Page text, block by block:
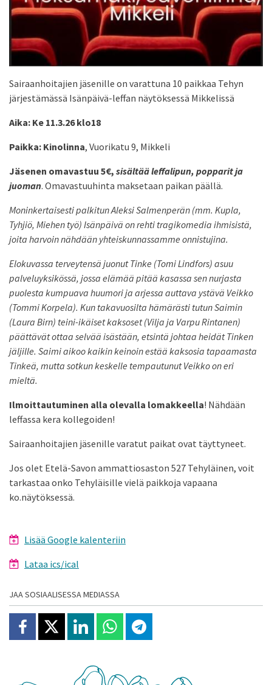
Sairaanhoitajien jäsenille on varattuna 10 paikkaa Tehyn
järjestämässä Isänpäivä-leffan näytöksessä Mikkelissä
Aika: Ke 11.3.26 klo18
Paikka: Kinolinna, Vuorikatu 9, Mikkeli
Jäsenen omavastuu 5€, sisältää leffalipun, popparit ja
juoman. Omavastuuhinta maksetaan paikan päällä.
Moninkertaisesti palkitun Aleksi Salmenperän (mm. Kupla,
Tyhjiö, Miehen työ) Isänpäivä on rehti tragikomedia ihmisistä,
joita harvoin nähdään yhteiskunnassamme onnistujina.
Elokuvassa terveytensä juonut Tinke (Tomi Lindfors) asuu
palveluyksikössä, jossa elämää pitää kasassa sen nurjasta
puolesta kumpuava huumori ja arjessa auttava ystävä Veikko
(Tommi Korpela). Kun takavuosilta hämärästi tutun Saimin
(Laura Birn) teini-ikäiset kaksoset (Vilja ja Varpu Rintanen)
päättävät ottaa selvää isästään, etsintä johtaa heidät Tinken
jäljille. Saimi aikoo kaikin keinoin estää kaksosia tapaamasta
Tinkeä, mutta sotkun keskelle tempautunut Veikko on eri
mieltä.
Ilmoittautuminen alla olevalla lomakkeella! Nähdään
leffassa kera kollegoiden!
Sairaanhoitajien jäsenille varatut paikat ovat täyttyneet.
Jos olet Etelä-Savon ammattiosaston 527 Tehyläinen, voit
tarkastaa onko Tehyläisille vielä paikkoja vapaana
ko.näytöksessä.
Lisää Google kalenteriin
Lataa ics/ical
JAA SOSIAALISESSA MEDIASSA
Jaa Facebookissa
Jaa X:ssäJaa Linkedinissä
Jaa Whatsappissa
Jaa Telegramissa